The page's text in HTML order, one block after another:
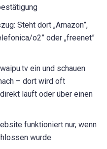
Steht dort „Amazon”,
o2” oder „freenet”
ein und schauen
– dort wird oft
läuft oder über einen
funktioniert nur, wenn
wurde